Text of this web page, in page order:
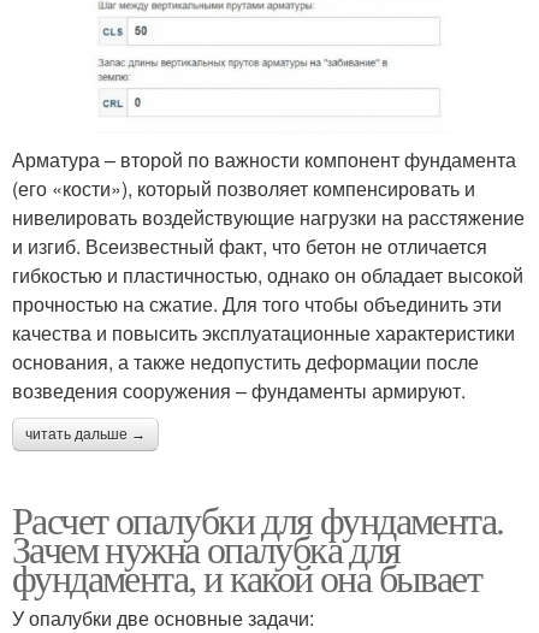
Арматура – второй по важности компонент фундамента
(его «кости»), который позволяет компенсировать и
нивелировать воздействующие нагрузки на расстяжение
и изгиб. Всеизвестный факт, что бетон не отличается
гибкостью и пластичностью, однако он обладает высокой
прочностью на сжатие. Для того чтобы объединить эти
качества и повысить эксплуатационные характеристики
основания, а также недопустить деформации после
возведения сооружения – фундаменты армируют.
читать дальше →
Расчет опалубки для фундамента.
Зачем нужна опалубка для
фундамента, и какой она бывает
У опалубки две основные задачи: